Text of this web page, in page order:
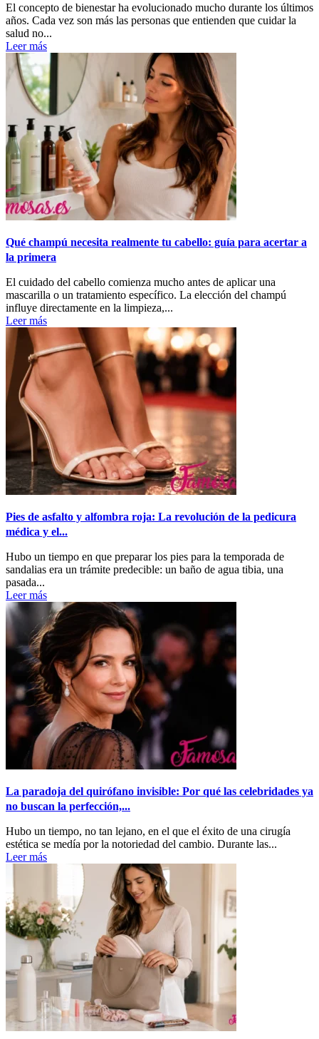
El concepto de bienestar ha evolucionado mucho durante los últimos
años. Cada vez son más las personas que entienden que cuidar la
salud no...
Leer más
Qué champú necesita realmente tu cabello: guía para acertar a
la primera
El cuidado del cabello comienza mucho antes de aplicar una
mascarilla o un tratamiento específico. La elección del champú
influye directamente en la limpieza,...
Leer más
Pies de asfalto y alfombra roja: La revolución de la pedicura
médica y el...
Hubo un tiempo en que preparar los pies para la temporada de
sandalias era un trámite predecible: un baño de agua tibia, una
pasada...
Leer más
La paradoja del quirófano invisible: Por qué las celebridades ya
no buscan la perfección,...
Hubo un tiempo, no tan lejano, en el que el éxito de una cirugía
estética se medía por la notoriedad del cambio. Durante las...
Leer más